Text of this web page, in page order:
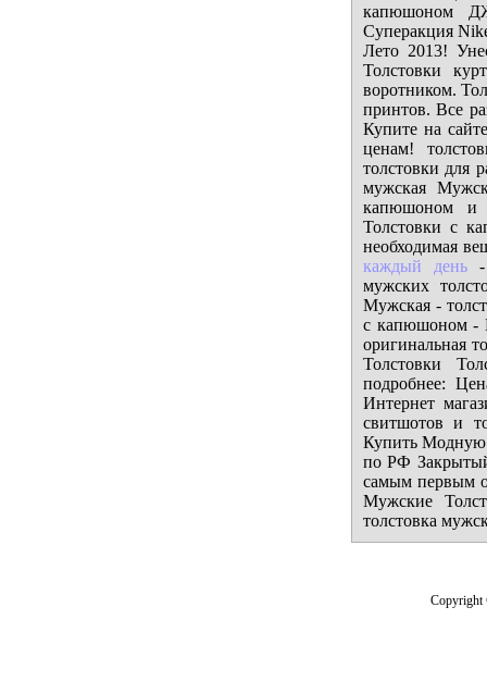
капюшоном
Суперакция
Лето 2013!
Толстовки
воротником.
принтов. Все
Купите на
ценам!
толстовки для
мужская
капюшоном и
Толстовки с
необходимая
каждый день-
мужских
Мужская -
с капюшоном -
оригинальная
Толстовки
подробнее:
Интернет
свитшотов и
Купить Модную
по РФ
самым первым
Мужские
толстовка
Copyright